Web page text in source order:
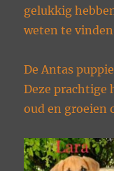
gelukkig
weten te
De Antas
Deze prachtige
oud en groeien